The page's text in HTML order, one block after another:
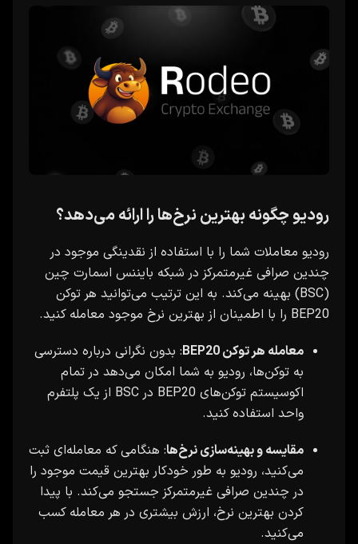
رودیو چگونه بهترین نرخ‌ها را ارائه می‌دهد؟
رودیو معاملات شما را با استفاده از نقدینگی موجود در
چندین صرافی غیرمتمرکز در شبکه بایننس اسمارت چین
(BSC) بهینه می‌کند. به این ترتیب می‌توانید هر توکن
BEP20 را با اطمینان از بهترین نرخ موجود معامله کنید.
معامله هر توکن BEP20
: بدون نگرانی درباره دسترسی
به توکن‌ها، رودیو به شما امکان می‌دهد در تمام
اکوسیستم توکن‌های BEP20 در BSC از یک پلتفرم
واحد استفاده کنید.
مقایسه و بهینه‌سازی نرخ‌ها: هنگامی که معامله‌ای ثبت
می‌کنید، رودیو به طور خودکار بهترین قیمت موجود را
در چندین صرافی غیرمتمرکز جستجو می‌کند. با پیدا
کردن بهترین نرخ، ارزش بیشتری در هر معامله کسب
می‌کنید.